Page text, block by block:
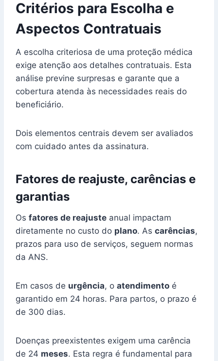
Critérios para Escolha e
Aspectos Contratuais
A escolha criteriosa de uma proteção médica
exige atenção aos detalhes contratuais. Esta
análise previne surpresas e garante que a
cobertura atenda às necessidades reais do
beneficiário.
Dois elementos centrais devem ser avaliados
com cuidado antes da assinatura.
Fatores de reajuste, carências e
garantias
Os fatores de reajuste anual impactam
diretamente no custo do plano. As carências,
prazos para uso de serviços, seguem normas
da ANS.
Em casos de urgência, o atendimento é
garantido em 24 horas. Para partos, o prazo é
de 300 dias.
Doenças preexistentes exigem uma carência
de 24 meses. Esta regra é fundamental para